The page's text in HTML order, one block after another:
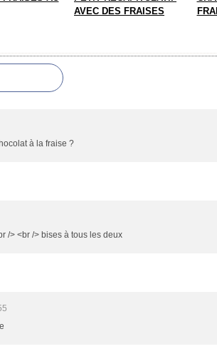
AVEC DES FRAISES
à la fraise ?
/> <br /> bises à tous les deux